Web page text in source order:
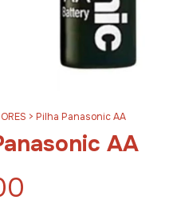
> Pilha Panasonic AA
AA